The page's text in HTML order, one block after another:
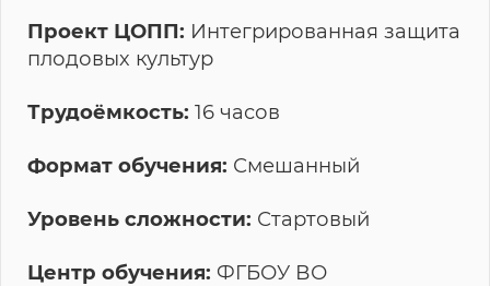
Проект ЦОПП: Интегрированная защита
плодовых культур
Трудоёмкость: 16 часов
Формат обучения: Смешанный
Уровень сложности: Стартовый
Центр обучения: ФГБОУ ВО